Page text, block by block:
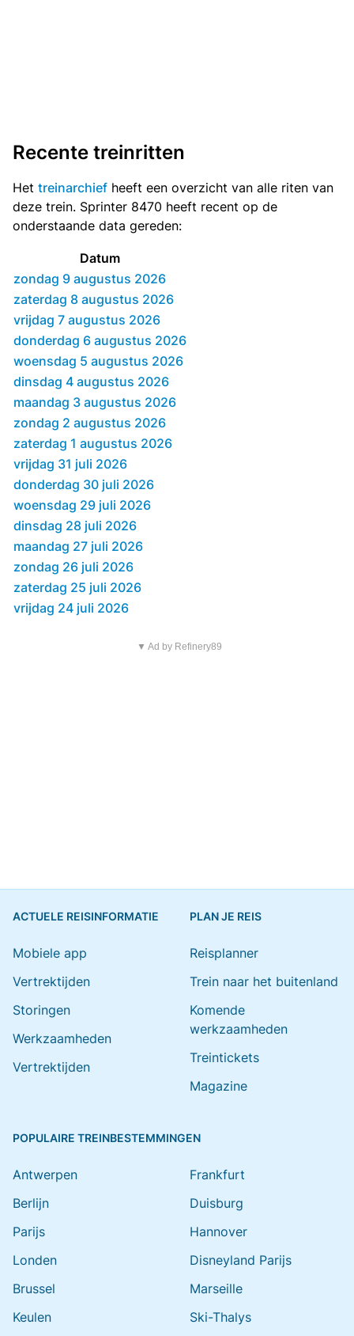
Recente treinritten
Het treinarchief heeft een overzicht van alle riten van
deze trein. Sprinter 8470 heeft recent op de
onderstaande data gereden:
Datum
zondag 9 augustus 2026
zaterdag 8 augustus 2026
vrijdag 7 augustus 2026
donderdag 6 augustus 2026
woensdag 5 augustus 2026
dinsdag 4 augustus 2026
maandag 3 augustus 2026
zondag 2 augustus 2026
zaterdag 1 augustus 2026
vrijdag 31 juli 2026
donderdag 30 juli 2026
woensdag 29 juli 2026
dinsdag 28 juli 2026
maandag 27 juli 2026
zondag 26 juli 2026
zaterdag 25 juli 2026
vrijdag 24 juli 2026
▼ Ad by Refinery89
ACTUELE REISINFORMATIE
Mobiele app
Vertrektijden
Storingen
Werkzaamheden
Vertrektijden
PLAN JE REIS
Reisplanner
Trein naar het buitenland
Komende
werkzaamheden
Treintickets
Magazine
POPULAIRE TREINBESTEMMINGEN
Antwerpen
Berlijn
Parijs
Londen
Brussel
Keulen
Frankfurt
Duisburg
Hannover
Disneyland Parijs
Marseille
Ski-Thalys